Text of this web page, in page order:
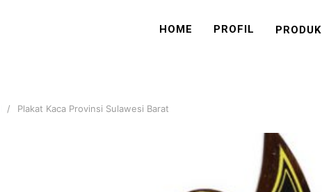
HOME PROFIL PRODUK
Plakat Kaca Provinsi Sulawesi Barat